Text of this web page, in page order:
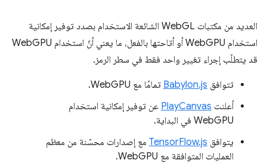
العديد من مكتبات WebGL الشائعة الاستخدام بصدد توفير إمكانية
استخدام WebGPU أو أتاحتها بالفعل، ما يعني أنّ استخدام WebGPU
قد يتطلّب إجراء تغيير واحد فقط في سطر الرمز.
تتوافق Babylon.js تمامًا مع WebGPU.
أعلنت PlayCanvas عن توفير إمكانية استخدام
WebGPU في البداية.
يتوافق TensorFlow.js مع إصدارات محسّنة من معظم
العمليات المتوافقة مع WebGPU.